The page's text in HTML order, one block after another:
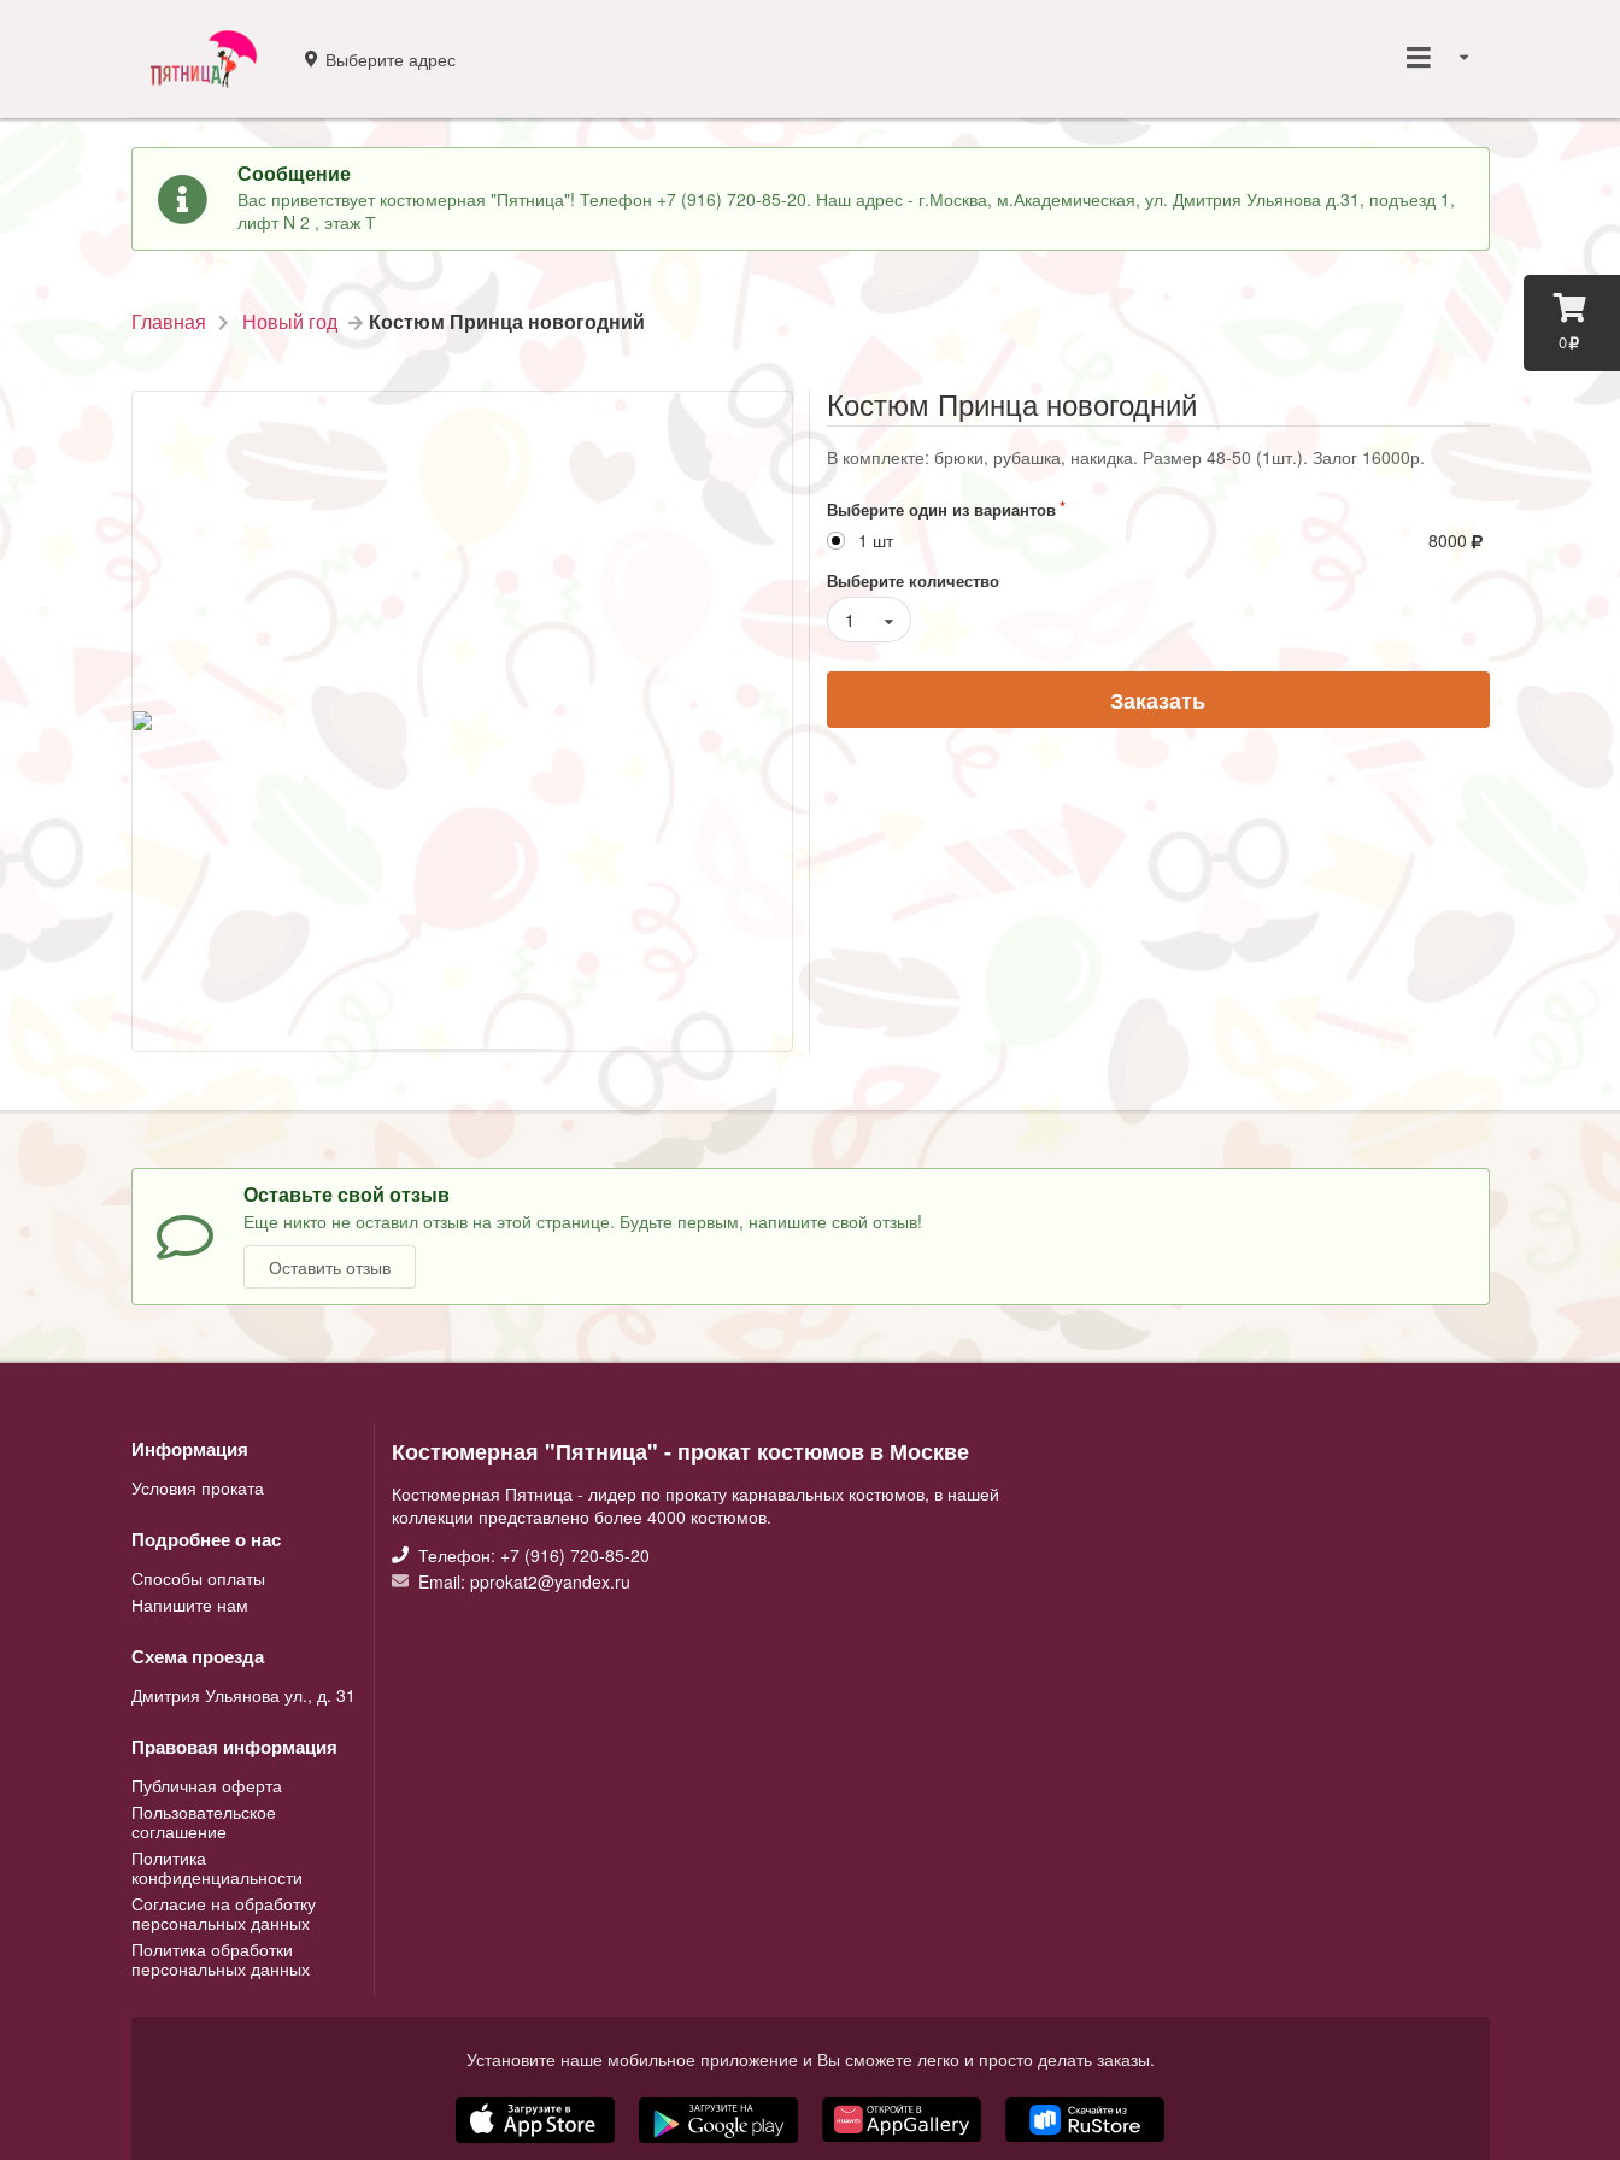
0
Выберите адрес
Сообщение
Вас приветствует костюмерная "Пятница"! Телефон +7 (916) 720-85-20. Наш адрес - г.Москва, м.Академическая, ул. Дмитрия Ульянова д.31, подъезд 1,
лифт N 2 , этаж Т
Главная Новый год Костюм Принца новогодний
Костюм Принца новогодний
В комплекте: брюки, рубашка, накидка. Размер 48-50 (1шт.). Залог 16000р.
Выберите один из вариантов
1 шт 8000
Выберите количество
1
Заказать
Оставьте свой отзыв
Еще никто не оставил отзыв на этой странице. Будьте первым, напишите свой отзыв!
Оставить отзыв
Информация
Условия проката
Подробнее о нас
Способы оплаты
Напишите нам
Схема проезда
Дмитрия Ульянова ул., д. 31
Правовая информация
Публичная оферта
Пользовательское
соглашение
Политика
конфиденциальности
Согласие на обработку
персональных данных
Политика обработки
персональных данных
Костюмерная "Пятница" - прокат костюмов в Москве
Костюмерная Пятница - лидер по прокату карнавальных костюмов, в нашей
коллекции представлено более 4000 костюмов.
Телефон: +7 (916) 720-85-20
Email: pprokat2@yandex.ru
Установите наше мобильное приложение и Вы сможете легко и просто делать заказы.